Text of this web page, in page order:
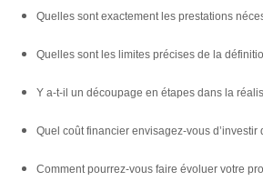
Quelles sont exactement les prestations
Quelles sont les limites précises de la
Y a-t-il un découpage en étapes dans la
Quel coût financier envisagez-vous d’investir
Comment pourrez-vous faire évoluer votre